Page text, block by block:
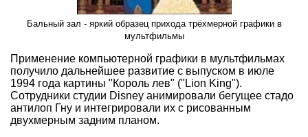
Бальный зал - яркий образец прихода трёхмерной графики в
мультфильмы
Применение компьютерной графики в мультфильмах
получило дальнейшее развитие с выпуском в июле
1994 года картины "Король лев" ("Lion King").
Сотрудники студии Disney анимировали бегущее стадо
антилоп Гну и интегрировали их с рисованным
двухмерным задним планом.